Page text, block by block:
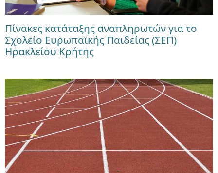
Πίνακες κατάταξης αναπληρωτών για το
Σχολείο Ευρωπαϊκής Παιδείας (ΣΕΠ)
Ηρακλείου Κρήτης